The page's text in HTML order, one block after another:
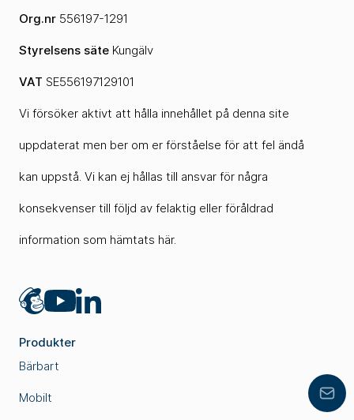
Org.nr 556197-1291
Styrelsens säte Kungälv
VAT SE556197129101
Vi försöker aktivt att hålla innehållet på denna site
uppdaterat men ber om er förståelse för att fel ändå
kan uppstå. Vi kan ej hållas till ansvar för några
konsekvenser till följd av felaktig eller föråldrad
information som hämtats här.
Mailchimp
YouTubeLinkedIn
Produkter
Bärbart
Mobilt